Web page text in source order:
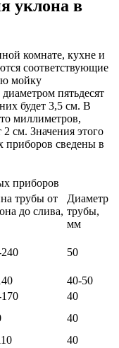
уклона в
комнате, кухне и
соответствующие
мойку
пятьдесят
будет 3,5 см. В
миллиметров,
см. Значения этого
приборов сведены в
приборов
трубы от
до слива,
Диаметр
трубы,
мм
50
40-50
40
40
40